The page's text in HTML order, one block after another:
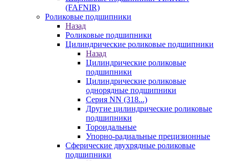
(FAFNIR)
Роликовые подшипники
Назад
Роликовые подшипники
Цилиндрические роликовые подшипники
Назад
Цилиндрические роликовые
подшипники
Цилиндрические роликовые
однорядные подшипники
Серия NN (318...)
Другие цилиндрические роликовые
подшипники
Тороидальные
Упорно-радиальные прецизионные
Сферические двухрядные роликовые
подшипники